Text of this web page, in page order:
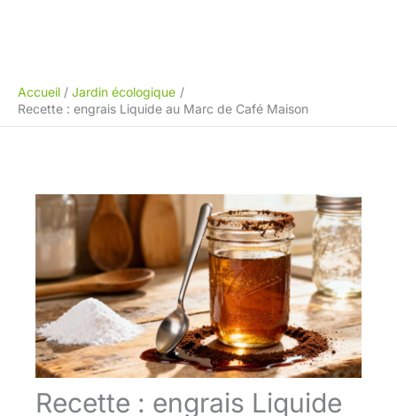
Accueil
Jardin écologique
Recette : engrais Liquide au Marc de Café Maison
Recette : engrais Liquide